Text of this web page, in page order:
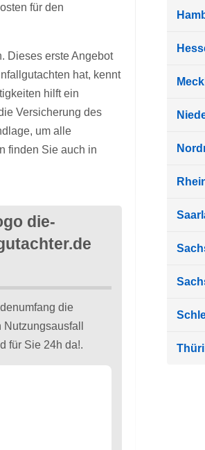
für den
Dieses erste Angebot
hat, kennt
hilft ein
Versicherung des
um alle
finden Sie auch in
die
für Sie 24h da!.